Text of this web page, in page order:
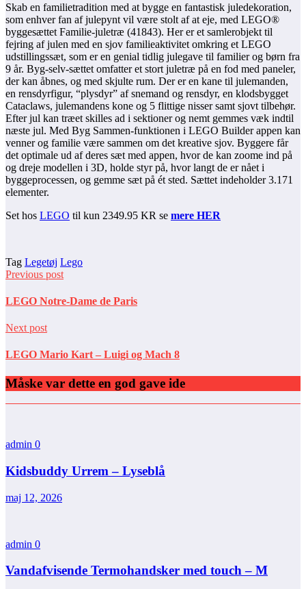
Skab en familietradition med at bygge en fantastisk juledekoration,
som enhver fan af julepynt vil være stolt af at eje, med LEGO®
byggesættet Familie-juletræ (41843). Her er et samlerobjekt til
fejring af julen med en sjov familieaktivitet omkring et LEGO
udstillingssæt, som er en genial tidlig julegave til familier og børn fra
9 år. Byg-selv-sættet omfatter et stort juletræ på en fod med paneler,
der kan åbnes, og med skjulte rum. Der er en kane til julemanden,
en rensdyrfigur, “plysdyr” af snemand og rensdyr, en klodsbygget
Cataclaws, julemandens kone og 5 flittige nisser samt sjovt tilbehør.
Efter jul kan træet skilles ad i sektioner og nemt gemmes væk indtil
næste jul. Med Byg Sammen-funktionen i LEGO Builder appen kan
venner og familie være sammen om det kreative sjov. Byggere får
det optimale ud af deres sæt med appen, hvor de kan zoome ind på
og dreje modellen i 3D, holde styr på, hvor langt de er nået i
byggeprocessen, og gemme sæt på ét sted. Sættet indeholder 3.171
elementer.
Set hos LEGO til kun 2349.95 KR se mere HER
Tag Legetøj Lego
Previous post
LEGO Notre-Dame de Paris
Next post
LEGO Mario Kart – Luigi og Mach 8
Måske var dette en god gave ide
admin 0
Kidsbuddy Urrem – Lyseblå
maj 12, 2026
admin 0
Vandafvisende Termohandsker med touch – M